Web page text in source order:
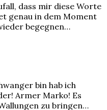
dass mir diese Worte
genau in dem Moment
begegnen…
bin hab ich
Armer Marko! Es
zu bringen…